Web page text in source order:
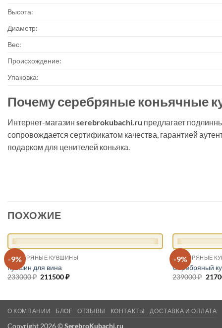
Высота:
Диаметр:
Вес:
Происхождение:
Упаковка:
Почему серебряные коньячные
Интернет-магазин serebrokubachi.ru предлагает
сопровождается сертификатом качества, гарантией
подарком для ценителей коньяка.
ПОХОЖИЕ
-9%
+
СЕРЕБРЯНЫЕ КУВШИНЫ
Кувшин для вина
233000₽ Первоначальная
211500₽Текущая
-9%
+
СЕРЕБРЯНЫЕ
Серебряный
239000₽
О КОМПАНИИ БЛОГ ОТЗЫВЫ КОНТАКТЫ ДОСТАВКА И ОПЛАТА
Copyright 2026 ©SerebroKubachi.ru